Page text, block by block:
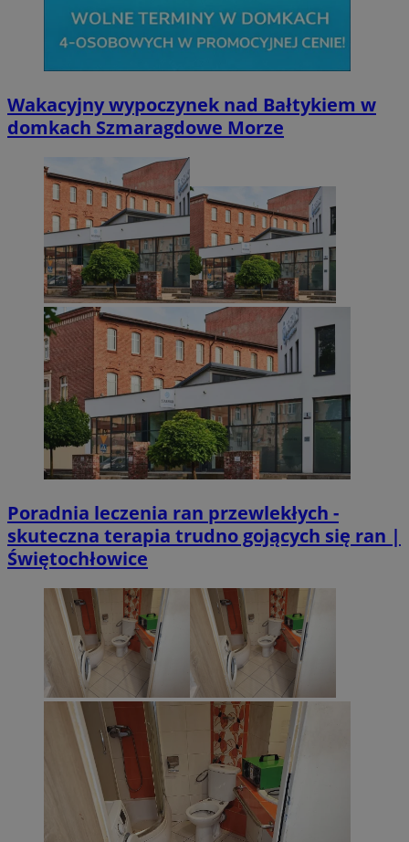
Wakacyjny wypoczynek nad Bałtykiem w
domkach Szmaragdowe Morze
Poradnia leczenia ran przewlekłych -
skuteczna terapia trudno gojących się ran |
Świętochłowice